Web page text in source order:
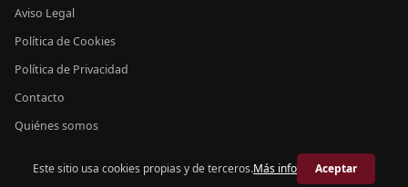
Aviso Legal
Política de Cookies
Política de Privacidad
Contacto
Quiénes somos
© 2026 Crónica Madrid
Este sitio usa cookies propias y de terceros.Más info Aceptar